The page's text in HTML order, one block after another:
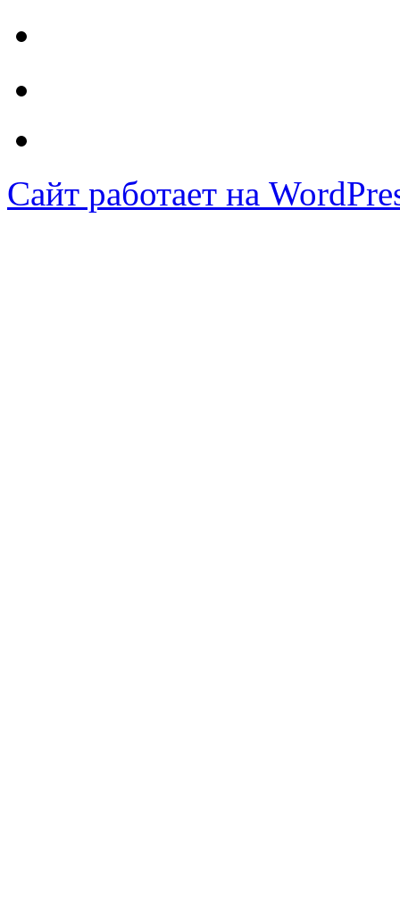
Сайт работает на